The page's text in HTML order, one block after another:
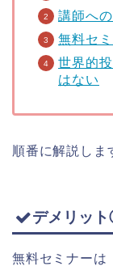
講師へ
無料セ
世界的
はない
順番に解説しま
デメリッ
無料セミナーは